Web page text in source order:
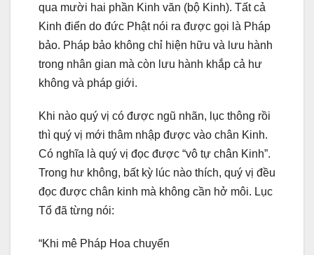
qua mười hai phần Kinh văn (bộ Kinh). Tất cả
Kinh điển do đức Phật nói ra được gọi là Pháp
bảo. Pháp bảo không chỉ hiện hữu và lưu hành
trong nhân gian mà còn lưu hành khắp cả hư
không và pháp giới.
Khi nào quý vị có được ngũ nhãn, lục thông rồi
thì quý vị mới thâm nhập được vào chân Kinh.
Có nghĩa là quý vị đọc được “vô tự chân Kinh”.
Trong hư không, bất kỳ lúc nào thích, quý vị đều
đọc được chân kinh mà không cần hở môi. Lục
Tổ đã từng nói:
“Khi mê Pháp Hoa chuyển